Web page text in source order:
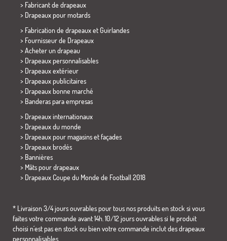
> Fabricant de drapeaux
> Drapeaux pour motards
> Fabrication de drapeaux et Guirlandes
> Fournisseur de Drapeaux
> Acheter un drapeau
> Drapeaux personnalisables
> Drapeaux extérieur
> Drapeaux publicitaires
> Drapeaux bonne marché
> Banderas para empresas
> Drapeaux internationaux
> Drapeaux du monde
> Drapeaux pour magasins et façades
> Drapeaux brodés
> Bannières
> Mâts pour drapeaux
> Drapeaux Coupe du Monde de Football 2018
* Livraison 3/4 jours ouvrables pour tous nos produits en stock si vous
faites votre commande avant 14h. 10/12 jours ouvrables si le produit
choisi n´est pas en stock ou bien votre commande inclut des drapeaux
personnalisables.